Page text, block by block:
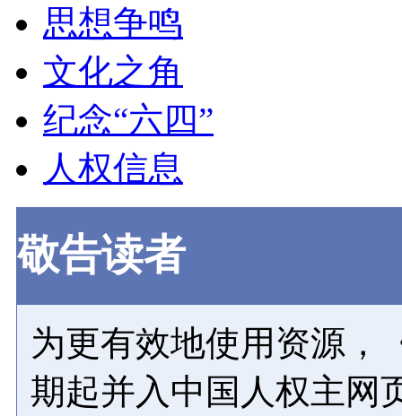
思想争鸣
文化之角
纪念“六四”
人权信息
敬告读者
为更有效地使用资源，
期起并入中国人权主网